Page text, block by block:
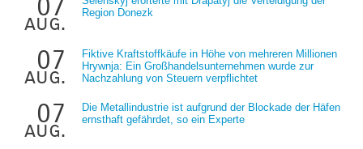
aug.
Region Donezk
07
aug.
Fiktive Kraftstoffkäufe in Höhe von mehreren Millionen
Hrywnja: Ein Großhandelsunternehmen wurde zur
Nachzahlung von Steuern verpflichtet
07
aug.
Die Metallindustrie ist aufgrund der Blockade der Häfen
ernsthaft gefährdet, so ein Experte